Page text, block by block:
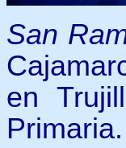
San
en
Primaria.